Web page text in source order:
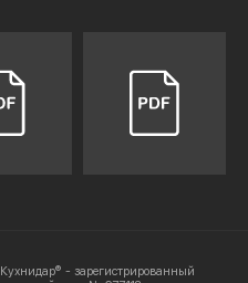
Кухнидар® - зарегистрированный